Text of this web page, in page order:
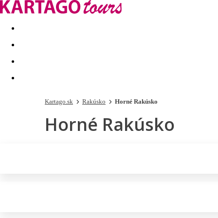
Last minute Dovolenkové kluby
Kartago.sk Rakúsko Horné Rakúsko
Horné Rakúsko